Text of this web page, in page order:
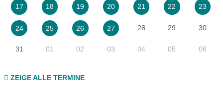
17 18 19 20 21 22 23
24 25 26 27 28 29 30
31 01 02 03 04 05 06
ZEIGE ALLE TERMINE